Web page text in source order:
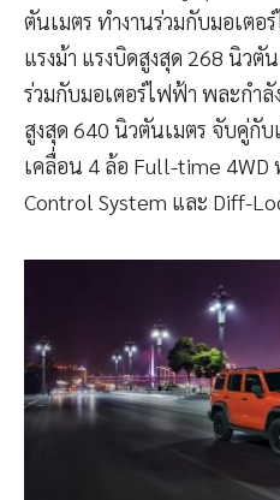
ตันเมตร ทำงานร่วมกับมอเตอ
แรงม้า แรงบิดสูงสุด 268 นิวตั
ร่วมกับมอเตอร์ไฟฟ้า พละกำลั
สูงสุด 640 นิวตันเมตร จับคู่กั
เคลื่อน 4 ล้อ Full-time
Control System และ Diff-